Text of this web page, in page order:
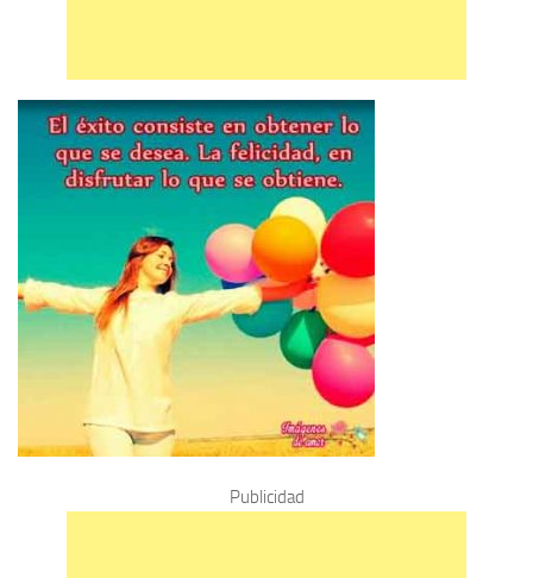
Publicidad